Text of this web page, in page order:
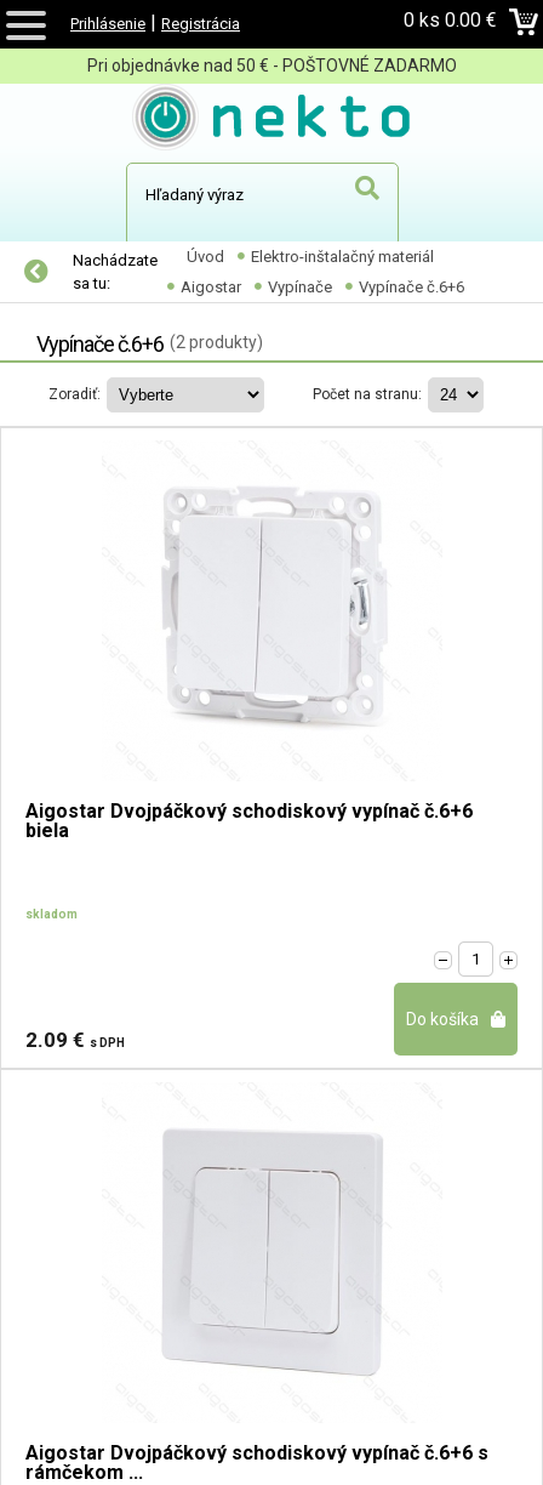
Prihlásenie | Registrácia 0 ks 0.00 €
Pri objednávke nad 50 € - POŠTOVNÉ ZADARMO
Nachádzate
sa tu:
Úvod
Elektro-inštalačný materiál
Aigostar
Vypínače Vypínače č.6+6
Vypínače č.6+6 (2 produkty)
Zoradiť: Počet na stranu:
Aigostar Dvojpáčkový schodiskový vypínač č.6+6
biela
skladom
2.09 € s DPH
Aigostar Dvojpáčkový schodiskový vypínač č.6+6 s
rámčekom ...